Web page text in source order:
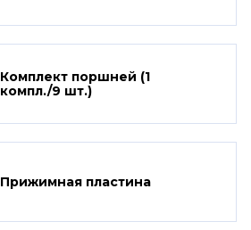
Комплект поршней (1
компл./9 шт.)
Прижимная пластина